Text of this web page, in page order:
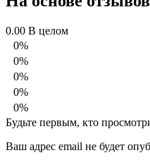
0.00 В целом
0%
0%
0%
0%
0%
Будьте первым, кто
Ваш адрес email не будет